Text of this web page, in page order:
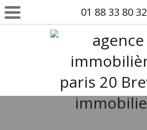
01 88 33 80 32